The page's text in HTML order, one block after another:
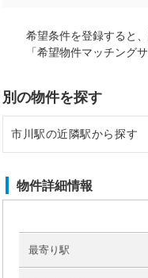
希望条件を登録すると
「希望物件マッチング
別の物件を探す
市川駅の近隣駅から探す
下総中山駅の店舗物件
物件詳細情報
最寄り駅